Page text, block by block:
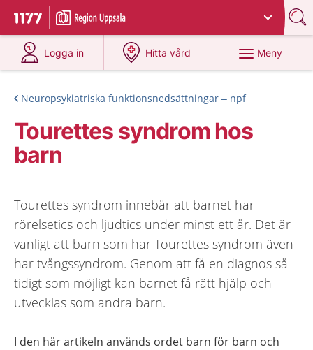
Till startsidan för 1177
Du har valt region
Logga in
på 1177.se
Hitta vård
på 1177.se
Meny
Neuropsykiatriska funktionsnedsättningar – npf
Tourettes syndrom hos
barn
Tourettes syndrom innebär att barnet har
rörelsetics och ljudtics under minst ett år. Det är
vanligt att barn som har Tourettes syndrom även
har tvångssyndrom. Genom att få en diagnos så
tidigt som möjligt kan barnet få rätt hjälp och
utvecklas som andra barn.
I den här artikeln används ordet barn för barn och